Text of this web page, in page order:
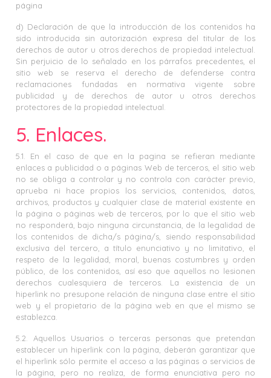
página
d) Declaración de que la introducción de los contenidos ha
sido introducida sin autorización expresa del titular de los
derechos de autor u otros derechos de propiedad intelectual.
Sin perjuicio de lo señalado en los párrafos precedentes, el
sitio web se reserva el derecho de defenderse contra
reclamaciones fundadas en normativa vigente sobre
publicidad y de derechos de autor u otros derechos
protectores de la propiedad intelectual.
5. Enlaces.
5.1. En el caso de que en la pagina se refieran mediante
enlaces a publicidad o a páginas Web de terceros, el sitio web
no se obliga a controlar y no controla con carácter previo,
aprueba ni hace propios los servicios, contenidos, datos,
archivos, productos y cualquier clase de material existente en
la página o páginas web de terceros, por lo que el sitio web
no responderá, bajo ninguna circunstancia, de la legalidad de
los contenidos de dicha/s página/s, siendo responsabilidad
exclusiva del tercero, a título enunciativo y no limitativo, el
respeto de la legalidad, moral, buenas costumbres y orden
público, de los contenidos, así eso que aquellos no lesionen
derechos cualesquiera de terceros. La existencia de un
hiperlink no presupone relación de ninguna clase entre el sitio
web y el propietario de la página web en que el mismo se
establezca.
5.2. Aquellos Usuarios o terceras personas que pretendan
establecer un hiperlink con la página, deberán garantizar que
el hiperlink sólo permite el acceso a las páginas o servicios de
la página, pero no realiza, de forma enunciativa pero no